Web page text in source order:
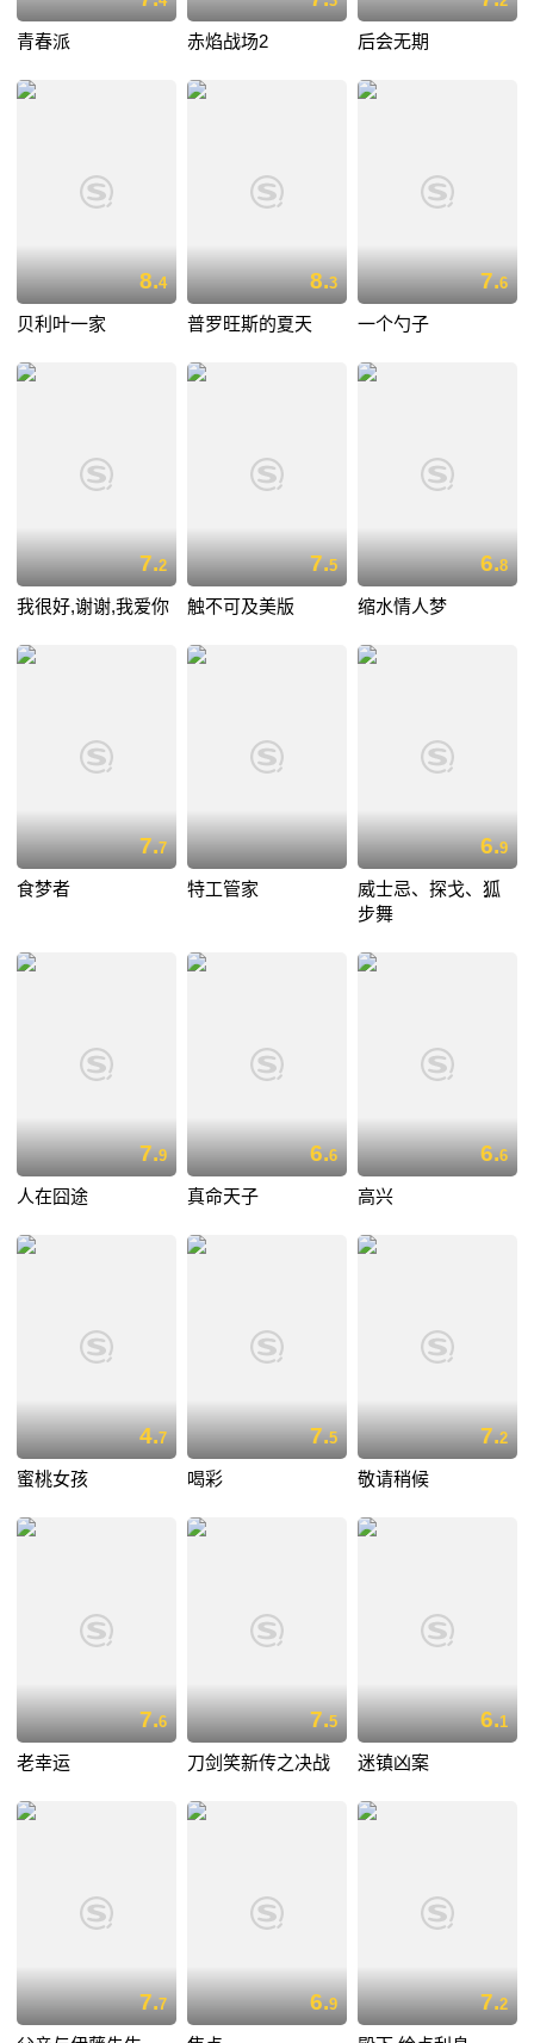
青春派 赤焰战场2 后会无期
8.4
贝利叶一家
8.3
普罗旺斯的夏天
7.6
一个勺子
7.2
我很好,谢谢,我爱你
7.5
触不可及美版
6.8
缩水情人梦
7.7
食梦者 特工管家
6.9
威士忌、探戈、狐
步舞
7.9
人在囧途
6.6
真命天子
6.6
高兴
4.7
蜜桃女孩
7.5
喝彩
7.2
敬请稍候
7.6
老幸运
7.5
刀剑笑新传之决战
6.1
迷镇凶案
7.7 6.9 7.2